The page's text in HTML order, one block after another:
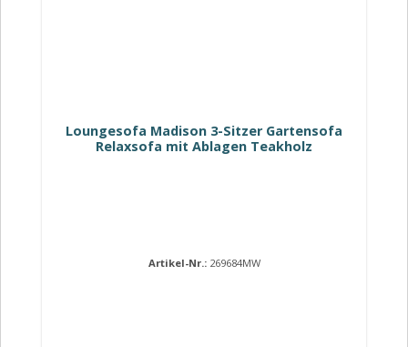
Loungesofa Madison 3-Sitzer Gartensofa
Relaxsofa mit Ablagen Teakholz
Artikel-Nr.: 269684MW